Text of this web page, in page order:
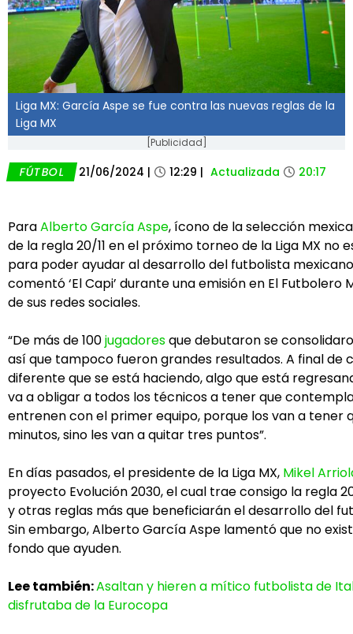
Liga MX: García Aspe se fue contra las nuevas reglas de la
Liga MX
[Publicidad]
FÚTBOL 21/06/2024 | 12:29 | Actualizada 20:17
ParaAlberto García Aspe, ícono de la selección
de la regla 20/11 en el próximo torneo de la Liga MX no
para poder ayudar al desarrollo del futbolista
comentó ‘El Capi’ durante una emisión en El Futbolero
de sus redes sociales.
“De más de 100jugadoresque debutaron se
así que tampoco fueron grandes resultados. A final de
diferente que se está haciendo, algo que está
va a obligar a todos los técnicos a tener que
entrenen con el primer equipo, porque los van a tener
minutos, sino les van a quitar tres puntos”.
En días pasados, el presidente de la Liga MX, Mikel
proyecto Evolución 2030, el cual trae consigo la regla
y otras reglas más que beneficiarán el desarrollo del
Sin embargo, Alberto García Aspe lamentó que no
fondo que ayuden.
Lee también:Asaltan y hieren a mítico futbolista de
disfrutaba de la Eurocopa